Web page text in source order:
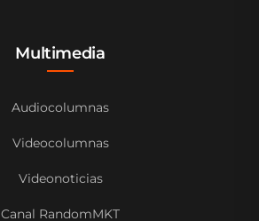
Multimedia
Audiocolumnas
Videocolumnas
Videonoticias
Canal RandomMKT